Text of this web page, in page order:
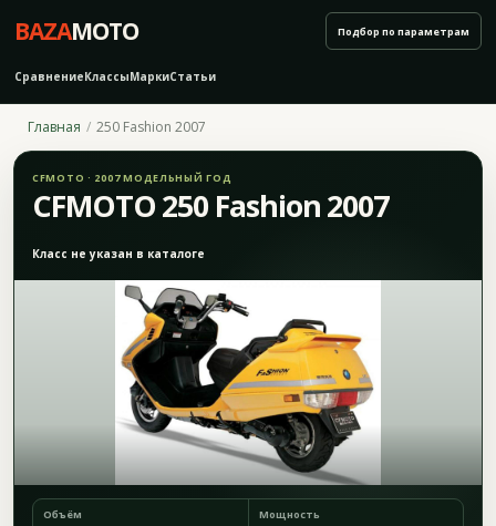
BAZAMOTO
СравнениеКлассыМаркиСтатьи
Подбор по параметрам
Главная 250 Fashion 2007
CFMOTO · 2007 МОДЕЛЬНЫЙ ГОД
CFMOTO 250 Fashion 2007
Класс не указан в каталоге
Объём Мощность